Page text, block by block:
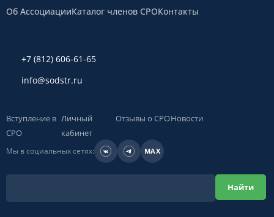
Об АссоциацииКаталог членов СРОКонтакты
+7 (812) 606-61-65
info@sodstr.ru
Вступление в
СРО
Личный
кабинет
Отзывы о СРОНовости
Мы в социальных сетях: MAX